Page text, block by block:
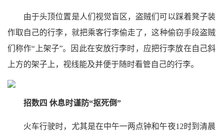
由于头顶位置是人们视觉盲区，盗贼们可以踩着凳子装
作取自己的行李，就把乘客行李偷走了，这种偷窃手段盗贼
们称作“上架子”。因此在安放行李时，应把行李放在自己斜
上方的架子上，视线能及并便于随时看管自己的行李。
招数四 休息时谨防“抠死倒”
火车行驶时，尤其是在中午一两点钟和午夜12时到清晨